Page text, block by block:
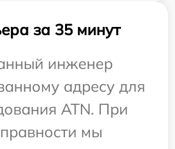
за 35 минут
инженер
адресу для
ATN. При
мы